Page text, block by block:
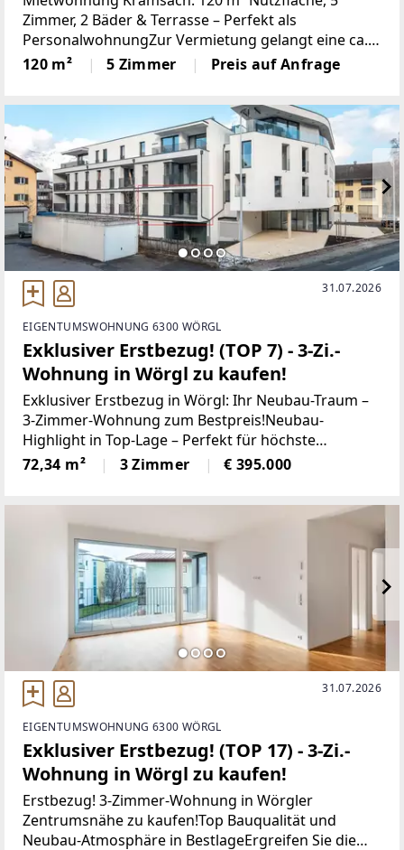
Zimmer, 2 Bäder & Terrasse – Perfekt als
PersonalwohnungZur Vermietung gelangt eine ca.
120 m² große, vielseitig nutzbare Wohnung im
idyllischen Kramsach. Durch die intelligente
120 m² 5 Zimmer Preis auf Anfrage
31.07.2026
EIGENTUMSWOHNUNG 6300 WÖRGL
Exklusiver Erstbezug! (TOP 7) - 3-Zi.-
Wohnung in Wörgl zu kaufen!
Exklusiver Erstbezug in Wörgl: Ihr Neubau-Traum –
3-Zimmer-Wohnung zum Bestpreis!Neubau-
Highlight in Top-Lage – Perfekt für höchste
WohnansprücheSichern Sie sich jetzt die einmalige
Gelegenheit, diese brandneue 3-Zimmer-Wohnung
72,34 m² 3 Zimmer € 395.000
31.07.2026
EIGENTUMSWOHNUNG 6300 WÖRGL
Exklusiver Erstbezug! (TOP 17) - 3-Zi.-
Wohnung in Wörgl zu kaufen!
Erstbezug! 3-Zimmer-Wohnung in Wörgler
Zentrumsnähe zu kaufen!Top Bauqualität und
Neubau-Atmosphäre in BestlageErgreifen Sie die